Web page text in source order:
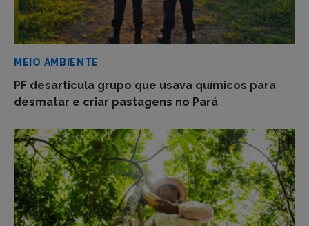
MEIO AMBIENTE
PF desarticula grupo que usava químicos para
desmatar e criar pastagens no Pará